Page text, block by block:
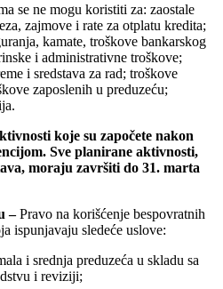
se ne mogu koristiti za: zaostale
zajmove i rate za otplatu kredita;
kamate, troškove bankarskog
i administrativne troškove;
i sredstava za rad; troškove
zaposlenih u preduzeću;
koje su započete nakon
Sve planirane aktivnosti,
moraju završiti do 31. marta
–Pravo na korišćenje bespovratnih
ispunjavaju sledeće uslove:
i srednja preduzeća u skladu sa
i reviziji;